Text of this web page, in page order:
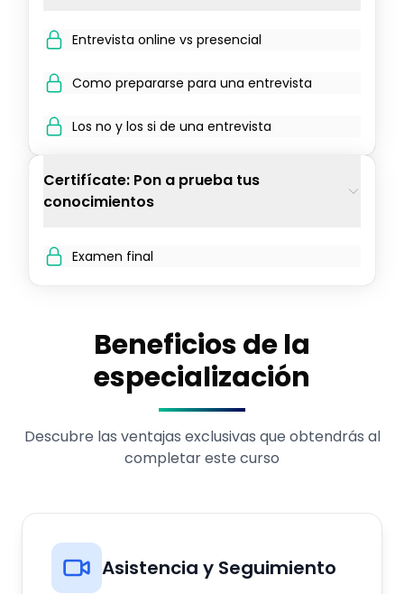
Entrevista online vs presencial
Como prepararse para una entrevista
Los no y los si de una entrevista
Certifícate: Pon a prueba tus
conocimientos
Examen final
Beneficios de la
especialización
Descubre las ventajas exclusivas que obtendrás al
completar este curso
Asistencia y Seguimiento